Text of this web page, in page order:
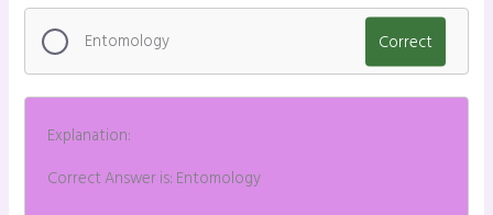
Entomology Correct
Explanation:
Correct Answer is: Entomology